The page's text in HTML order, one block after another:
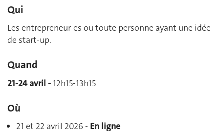
Qui
Les entrepreneur-es ou toute personne ayant une idée
de start-up.
Quand
21-24 avril -12h15-13h15
Où
21 et 22 avril 2026 - En ligne